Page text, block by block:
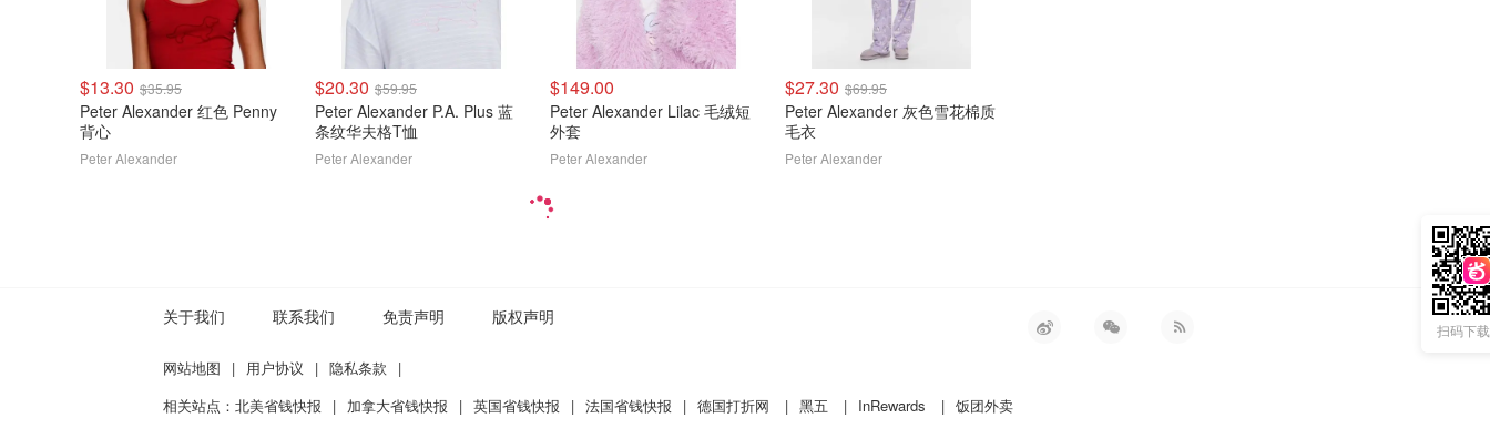
$13.30 $35.95
Peter Alexander 红色 Penny
背心
Peter Alexander
$20.30 $59.95
Peter Alexander P.A. Plus 蓝
条纹华夫格T恤
Peter Alexander
$149.00
Peter Alexander Lilac 毛绒短
外套
Peter Alexander
$27.30 $69.95
Peter Alexander 灰色雪花棉质
毛衣
Peter Alexander
扫码下
关于我们 联系我们 免责声明 版权声明
网站地图 | 用户协议 | 隐私条款
|
相关站点： 北美省钱快报 | 加拿大省钱快报 | 英国省钱快报 | 法国省钱快报 | 德国打折网 | 黑五 | InRewards | 饭团外卖